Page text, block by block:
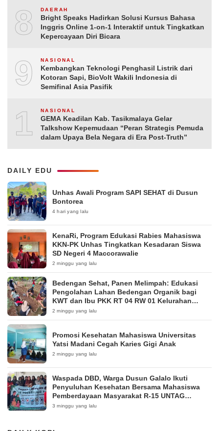
8 DAERAH
Bright Speaks Hadirkan Solusi Kursus Bahasa
Inggris Online 1-on-1 Interaktif untuk Tingkatkan
Kepercayaan Diri Bicara
9 NASIONAL
Kembangkan Teknologi Penghasil Listrik dari
Kotoran Sapi, BioVolt Wakili Indonesia di
Semifinal Asia Pasifik
10NASIONAL
GEMA Keadilan Kab. Tasikmalaya Gelar
Talkshow Kepemudaan “Peran Strategis Pemuda
dalam Upaya Bela Negara di Era Post-Truth”
DAILY EDU
Unhas Awali Program SAPI SEHAT di Dusun
Bontorea
4 hari yang lalu
KenaRi, Program Edukasi Rabies Mahasiswa
KKN-PK Unhas Tingkatkan Kesadaran Siswa
SD Negeri 4 Maccorawalie
2 minggu yang lalu
Bedengan Sehat, Panen Melimpah: Edukasi
Pengolahan Lahan Bedengan Organik bagi
KWT dan Ibu PKK RT 04 RW 01 Kelurahan
Pakintelan
2 minggu yang lalu
Promosi Kesehatan Mahasiswa Universitas
Yatsi Madani Cegah Karies Gigi Anak
2 minggu yang lalu
Waspada DBD, Warga Dusun Galalo Ikuti
Penyuluhan Kesehatan Bersama Mahasiswa
Pemberdayaan Masyarakat R-15 UNTAG
Surabaya 2026
3 minggu yang lalu